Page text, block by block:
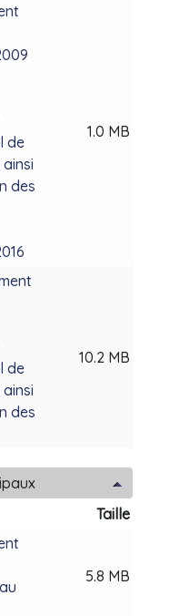
de
des
1.0 MB
de
des
10.2 MB
Taille
5.8 MB